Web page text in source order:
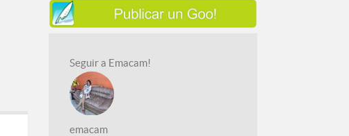
Seguir a Emacam!
emacam